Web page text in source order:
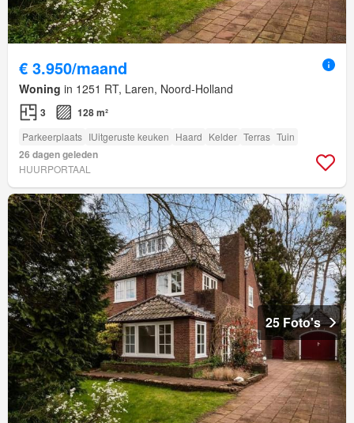
€ 3.950/maand
Woning in 1251 RT, Laren, Noord-Holland
3 128 m²
Parkeerplaats IUitgeruste keuken Haard Kelder Terras Tuin
26 dagen geleden
HUURPORTAAL
25 Foto's